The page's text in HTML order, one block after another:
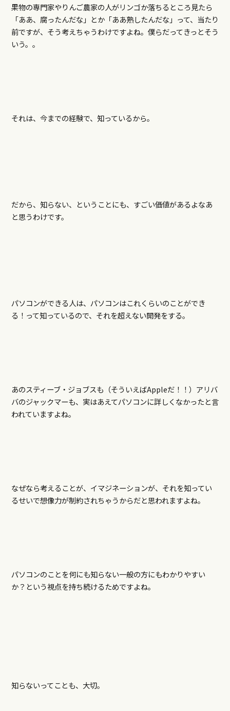
果物の専門家やりんご農家の人がリンゴか落ちるところ見たら
「ああ、腐ったんだな」とか「ああ熟したんだな」って、当たり
前ですが、そう考えちゃうわけですよね。僕らだってきっとそう
いう。。
それは、今までの経験で、知っているから。
だから、知らない、ということにも、すごい価値があるよなあ
と思うわけです。
パソコンができる人は、パソコンはこれくらいのことができ
る！って知っているので、それを超えない開発をする。
あのスティーブ・ジョブスも（そういえばAppleだ！！）アリバ
バのジャックマーも、実はあえてパソコンに詳しくなかったと言
われていますよね。
なぜなら考えることが、イマジネーションが、それを知ってい
るせいで想像力が制約されちゃうからだと思われますよね。
パソコンのことを何にも知らない一般の方にもわかりやすい
か？という視点を持ち続けるためですよね。
知らないってことも、大切。